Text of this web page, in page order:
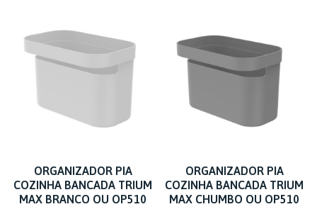
ORGANIZADOR PIA
COZINHA BANCADA TRIUM
MAX BRANCO OU OP510
ORGANIZADOR PIA
COZINHA BANCADA TRIUM
MAX CHUMBO OU OP510